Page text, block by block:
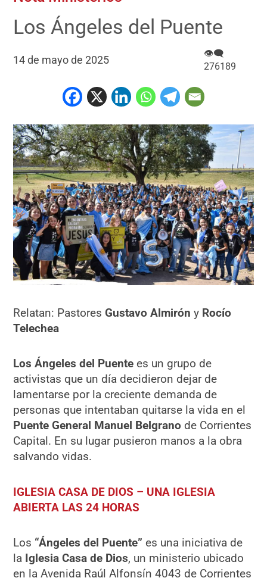
Los Ángeles del Puente
14 de mayo de 2025
👁‍🗨
276189
Relatan: Pastores Gustavo Almirón y Rocío
Telechea
Los Ángeles del Puente es un grupo de
activistas que un día decidieron dejar de
lamentarse por la creciente demanda de
personas que intentaban quitarse la vida en el
Puente General Manuel Belgrano de Corrientes
Capital. En su lugar pusieron manos a la obra
salvando vidas.
IGLESIA CASA DE DIOS – UNA IGLESIA
ABIERTA LAS 24 HORAS
Los “Ángeles del Puente” es una iniciativa de
la Iglesia Casa de Dios, un ministerio ubicado
en la Avenida Raúl Alfonsín 4043 de Corrientes